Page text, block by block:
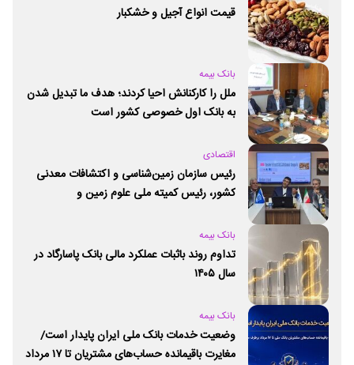
قیمت انواع آجیل و خشکبار
بانک بیمه
ملل را کارکنانش احیا کردند؛ هدف ما تبدیل شدن
به بانک اول خصوصی کشور است
اقتصادی
رئیس سازمان زمین‌شناسی و اکتشافات معدنی
کشور،‌ رئیس کمیته ملی علوم زمین و
بانک بیمه
تداوم روند باثبات عملکرد مالی بانک پاسارگاد در
سال ۱۴۰۵
بانک بیمه
وضعیت خدمات بانک ملی ایران پایدار است/
مغایرت‌ باقیمانده حساب‌های مشتریان تا ۱۷ مرداد